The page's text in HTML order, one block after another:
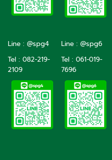
Line : @spg4
Tel : 082-219-
2109
Line : @spg6
Tel : 061-019-
7696